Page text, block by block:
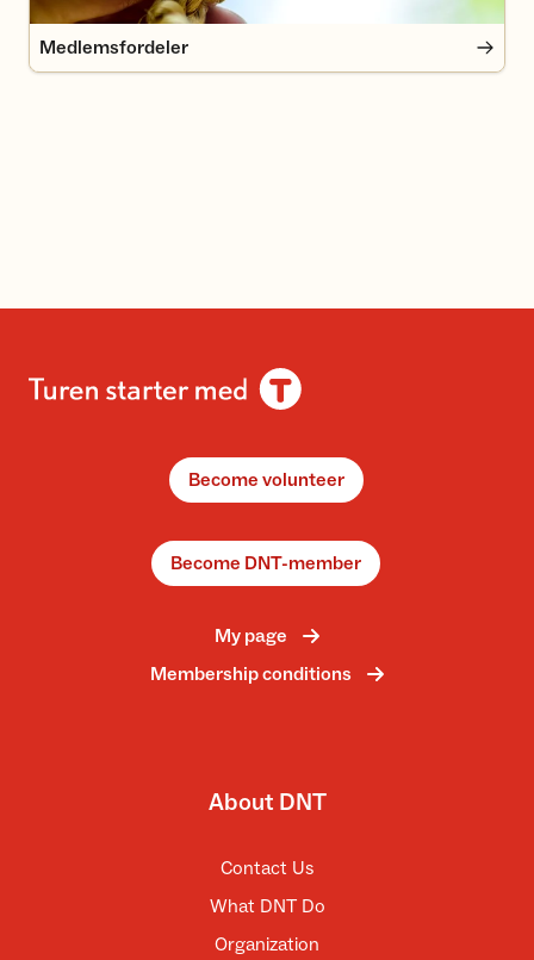
Medlemsfordeler
Become volunteer
Become DNT-member
My page
Membership conditions
About DNT
Contact Us
What DNT Do
Organization